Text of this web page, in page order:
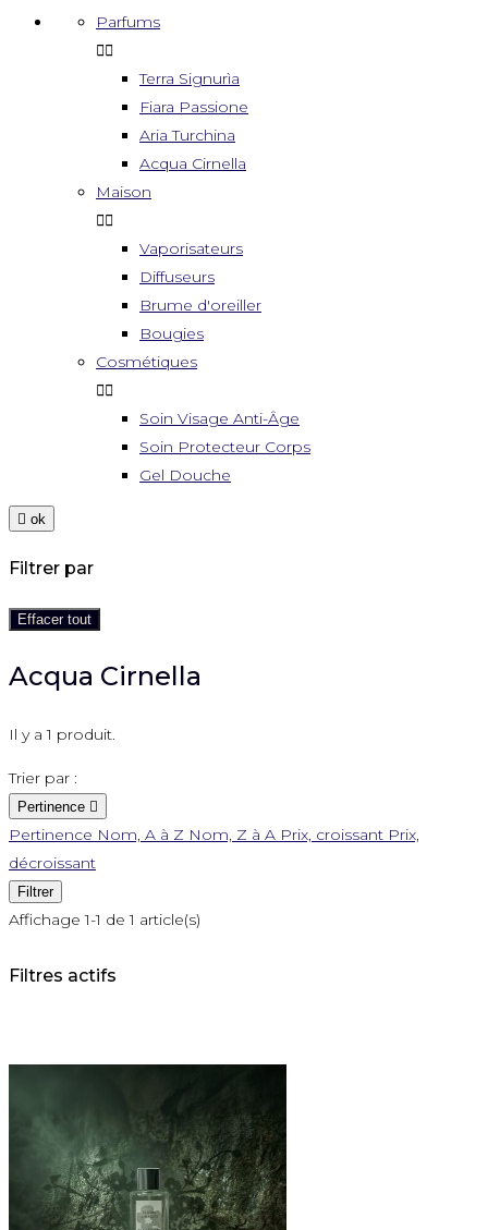
Parfums

Terra Signurìa
Fiara Passione
Aria Turchina
Acqua Cirnella
Maison

Vaporisateurs
Diffuseurs
Brume d'oreiller
Bougies
Cosmétiques

Soin Visage Anti-Âge
Soin Protecteur Corps
Gel Douche
 ok
Filtrer par
Effacer tout
Acqua Cirnella
Il y a 1 produit.
Trier par :
Pertinence 
Pertinence Nom, A à Z Nom, Z à A Prix, croissant Prix,
décroissant
Filtrer
Affichage 1-1 de 1 article(s)
Filtres actifs